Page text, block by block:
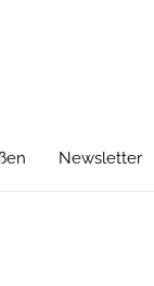
Newsletter